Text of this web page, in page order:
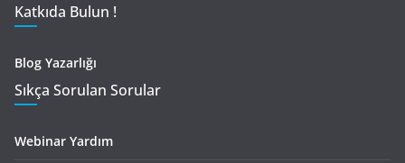
Katkıda Bulun !
Blog Yazarlığı
Sıkça Sorulan Sorular
Webinar Yardım